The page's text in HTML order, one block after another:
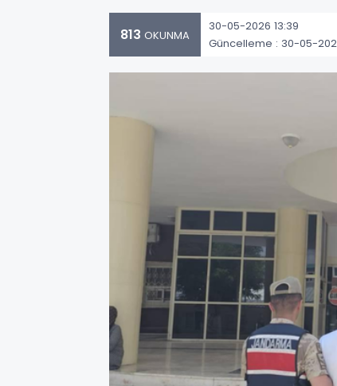
813 OKUNMA
30-05-2026 13:39
Güncelleme : 30-05-